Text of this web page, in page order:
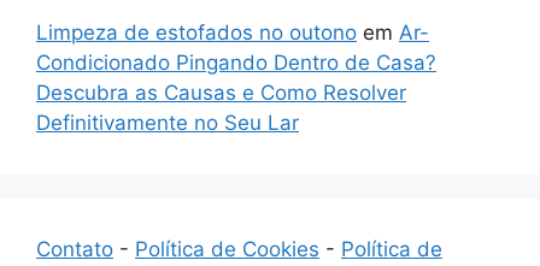
Limpeza de estofados no outono em Ar-
Condicionado Pingando Dentro de Casa?
Descubra as Causas e Como Resolver
Definitivamente no Seu Lar
Contato - Política de Cookies - Política de